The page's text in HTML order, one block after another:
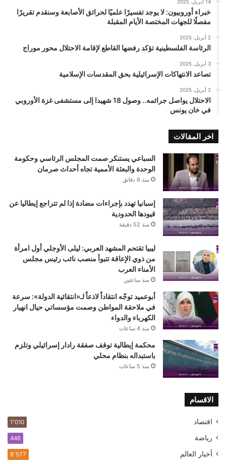
14 أبريل، 2025
خبراء أوروبيون: لا يوجد تفسيرًا علميًا لحرائق الأصابعة وسنقدم تقريرًا
مفصلًا للجهات المختصة الأيام المقبلة
2 أبريل، 2025
الرئاسة الفلسطينية تؤكد رفضها القاطع لإقامة الاحتلال محور موراج
3 أبريل، 2025
تصاعد الانتهاكات الإسرائيلية بحق المقدسات الإسلامية
2 أبريل، 2025
الاحتلال يواصل جرائمه.. وصول 18 شهيدا إلى مستشفى غزة الأوروبي
في خان يونس
اخر المقالات
السباعي يستنكر صمت المجلس الرئاسي وحكومة
الوحدة والبعثة الأممية تجاه أحداث صرمان
منذ 6 دقائق
إسبانيا تهدد بإجراءات مضادة إذا لم تتراجع إيطاليا عن
قيودها الحدودية
منذ 52 دقيقة
ليبيا تقتحم المشهد العربي: ليلى الأوجلي أول امرأة
من ذوي الإعاقة تتبوأ منصب نائب رئيس مجلس
الأمناء العرب
منذ ساعتين
أبوعميد توجّه انتقاداً لاذعاً لـ«انتقائية الدولة»: سرعة
في ملاحقة المواطن وصمت مؤسساتي حيال انهيار
الكهرباء والدواء
منذ 4 ساعات
محكمة إيطالية توقف صفقة رادار إسرائيلي وتلزم
باستبداله بنظام محلي
منذ 5 ساعات
الاقسام
اقتصاد 1٬010
رياضة 446
أخبار العالم 8٬577